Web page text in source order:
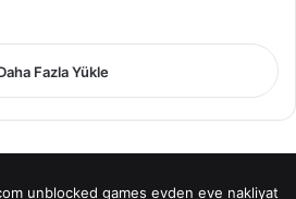
Fazla Yükle
unblocked games evden eve nakliyat